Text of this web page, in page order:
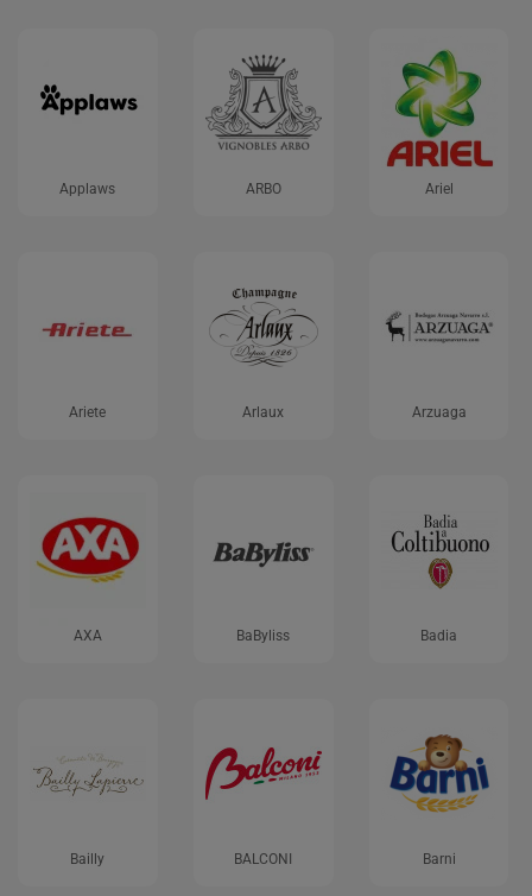
Applaws ARBO Ariel
Ariete Arlaux Arzuaga
AXA BaByliss Badia
Bailly BALCONI Barni